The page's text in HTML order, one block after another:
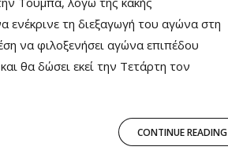
ενέκρινε τη διεξαγωγή του αγώνα στη
να φιλοξενήσει αγώνα επιπέδου
θα δώσει εκεί την Τετάρτη τον
CONTINUE READING